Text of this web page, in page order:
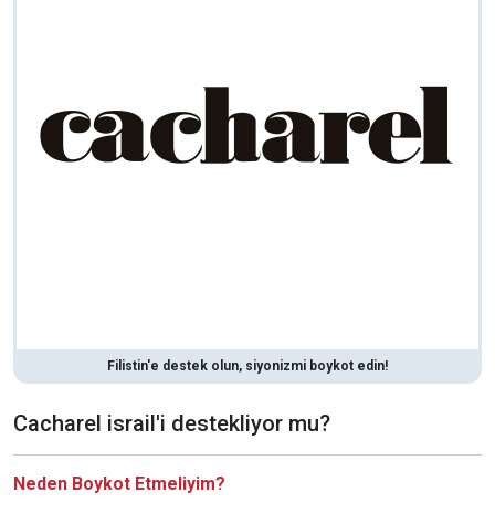
Filistin'e destek olun, siyonizmi boykot edin!
Cacharel israil'i destekliyor mu?
Neden Boykot Etmeliyim?